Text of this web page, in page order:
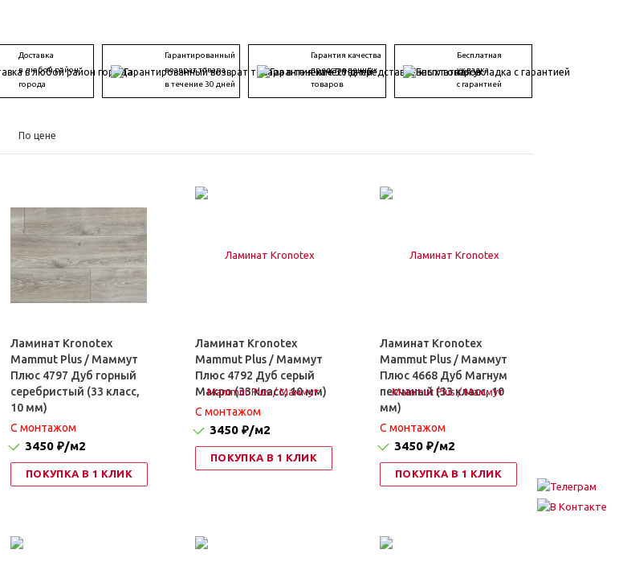
Доставка
в любой район
города
Гарантированный
возврат товара
в течение 30 дней
Гарантия качества
представленных
товаров
Бесплатная
укладка
с гарантией
По цене
Ламинат Kronotex
Mammut Plus / Маммут
Плюс 4797 Дуб горный
серебристый (33 класс,
10 мм)
C монтажом
3450 ₽/м2
ПОКУПКА В 1 КЛИК
Ламинат Kronotex
Mammut Plus / Маммут
Плюс 4792 Дуб серый
Макро (33 класс, 10 мм)
C монтажом
3450 ₽/м2
ПОКУПКА В 1 КЛИК
Ламинат Kronotex
Mammut Plus / Маммут
Плюс 4668 Дуб Магнум
песчаный (33 класс, 10
мм)
C монтажом
3450 ₽/м2
ПОКУПКА В 1 КЛИК